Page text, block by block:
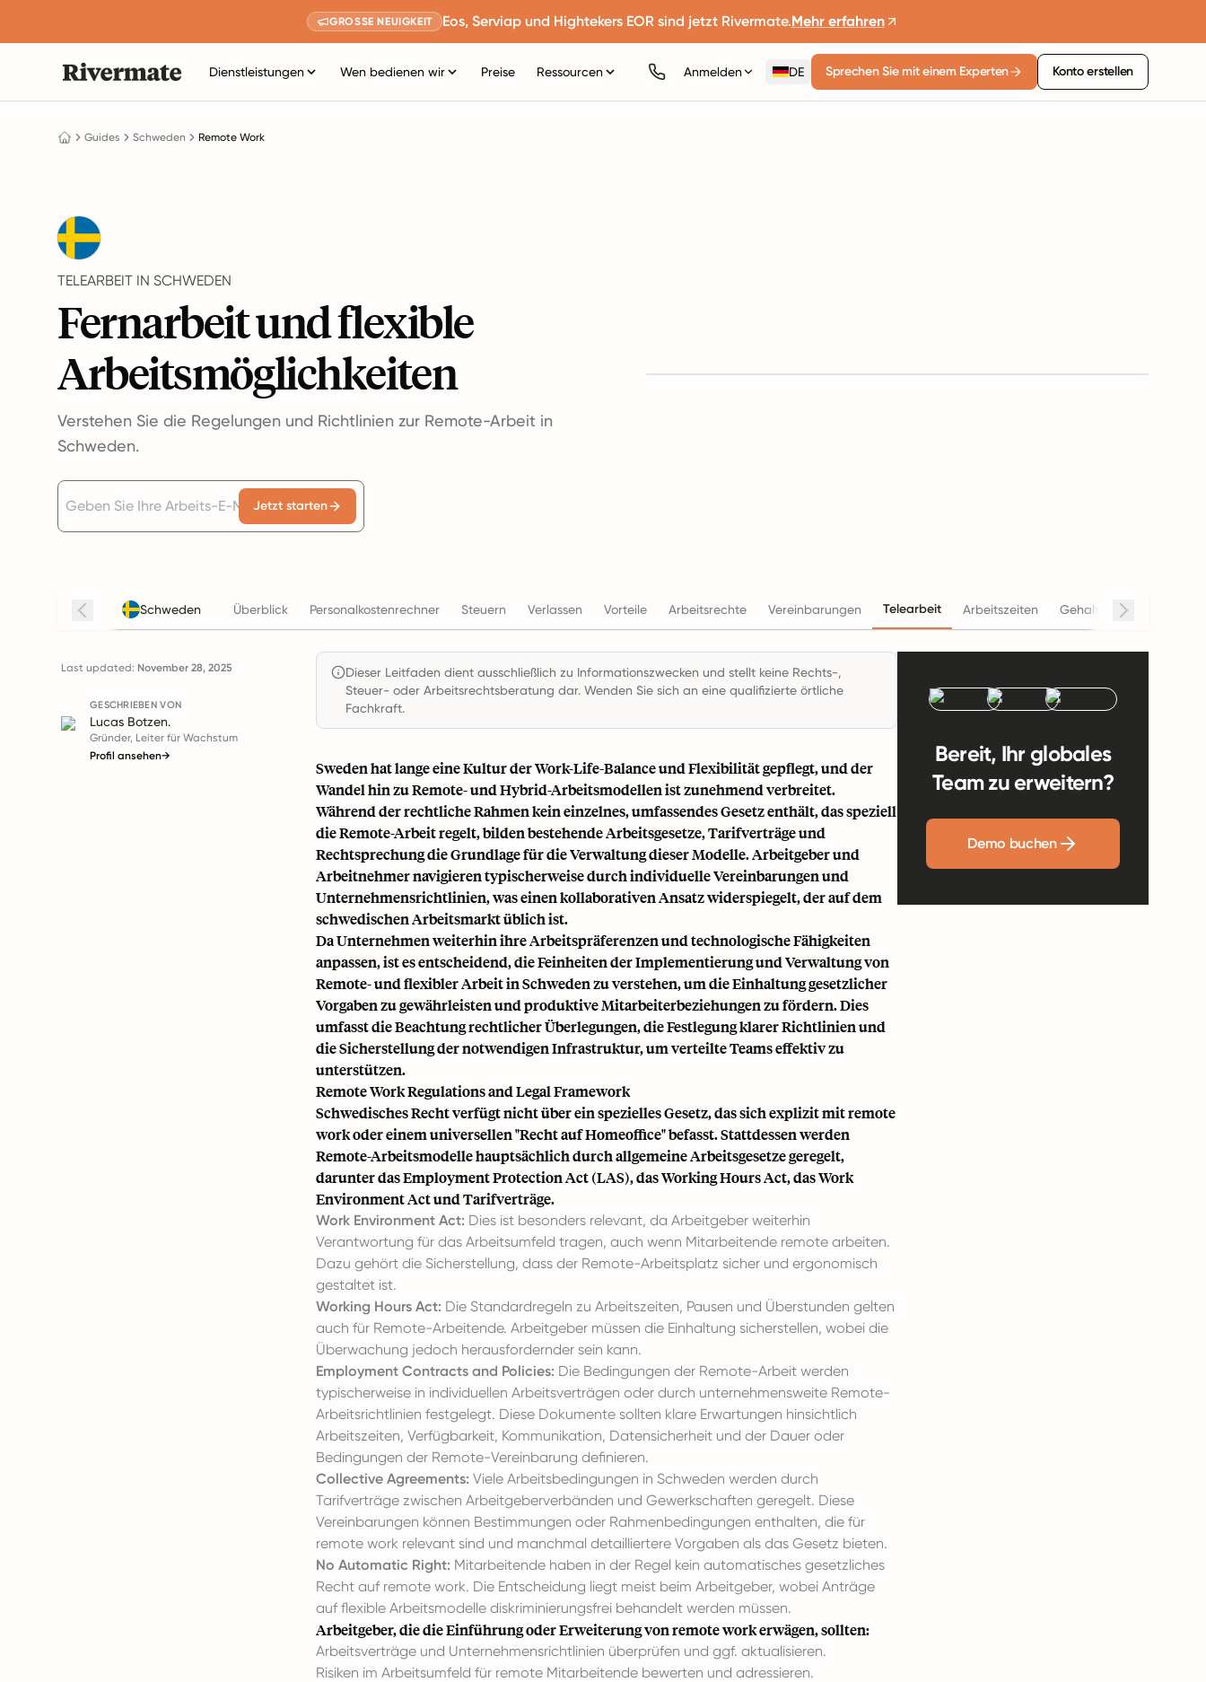
GROSSE NEUIGKEIT Eos, Serviap und Hightekers EOR sind jetzt Rivermate.Mehr erfahren
Dienstleistungen Wen bedienen wir Preise Ressourcen Anmelden DE Sprechen Sie mit einem Experten Konto erstellen
Guides Schweden Remote Work
TELEARBEIT IN SCHWEDEN
Fernarbeit und flexible
Arbeitsmöglichkeiten
Verstehen Sie die Regelungen und Richtlinien zur Remote-Arbeit in
Schweden.
Jetzt starten
Schweden Überblick Personalkostenrechner Steuern Verlassen Vorteile Arbeitsrechte Vereinbarungen Telearbeit Arbeitszeiten Gehalt Beendigung
Last updated: November 28, 2025
GESCHRIEBEN VON
Lucas Botzen.
Gründer, Leiter für Wachstum
Profil ansehen→
Dieser Leitfaden dient ausschließlich zu Informationszwecken und stellt keine Rechts-,
Steuer- oder Arbeitsrechtsberatung dar. Wenden Sie sich an eine qualifizierte örtliche
Fachkraft.
Sweden hat lange eine Kultur der Work-Life-Balance und Flexibilität gepflegt, und der
Wandel hin zu Remote- und Hybrid-Arbeitsmodellen ist zunehmend verbreitet.
Während der rechtliche Rahmen kein einzelnes, umfassendes Gesetz enthält, das speziell
die Remote-Arbeit regelt, bilden bestehende Arbeitsgesetze, Tarifverträge und
Rechtsprechung die Grundlage für die Verwaltung dieser Modelle. Arbeitgeber und
Arbeitnehmer navigieren typischerweise durch individuelle Vereinbarungen und
Unternehmensrichtlinien, was einen kollaborativen Ansatz widerspiegelt, der auf dem
schwedischen Arbeitsmarkt üblich ist.
Da Unternehmen weiterhin ihre Arbeitspräferenzen und technologische Fähigkeiten
anpassen, ist es entscheidend, die Feinheiten der Implementierung und Verwaltung von
Remote- und flexibler Arbeit in Schweden zu verstehen, um die Einhaltung gesetzlicher
Vorgaben zu gewährleisten und produktive Mitarbeiterbeziehungen zu fördern. Dies
umfasst die Beachtung rechtlicher Überlegungen, die Festlegung klarer Richtlinien und
die Sicherstellung der notwendigen Infrastruktur, um verteilte Teams effektiv zu
unterstützen.
Remote Work Regulations and Legal Framework
Schwedisches Recht verfügt nicht über ein spezielles Gesetz, das sich explizit mit remote
work oder einem universellen "Recht auf Homeoffice" befasst. Stattdessen werden
Remote-Arbeitsmodelle hauptsächlich durch allgemeine Arbeitsgesetze geregelt,
darunter das Employment Protection Act (LAS), das Working Hours Act, das Work
Environment Act und Tarifverträge.
Work Environment Act: Dies ist besonders relevant, da Arbeitgeber weiterhin
Verantwortung für das Arbeitsumfeld tragen, auch wenn Mitarbeitende remote arbeiten.
Dazu gehört die Sicherstellung, dass der Remote-Arbeitsplatz sicher und ergonomisch
gestaltet ist.
Working Hours Act: Die Standardregeln zu Arbeitszeiten, Pausen und Überstunden gelten
auch für Remote-Arbeitende. Arbeitgeber müssen die Einhaltung sicherstellen, wobei die
Überwachung jedoch herausfordernder sein kann.
Employment Contracts and Policies: Die Bedingungen der Remote-Arbeit werden
typischerweise in individuellen Arbeitsverträgen oder durch unternehmensweite Remote-
Arbeitsrichtlinien festgelegt. Diese Dokumente sollten klare Erwartungen hinsichtlich
Arbeitszeiten, Verfügbarkeit, Kommunikation, Datensicherheit und der Dauer oder
Bedingungen der Remote-Vereinbarung definieren.
Collective Agreements: Viele Arbeitsbedingungen in Schweden werden durch
Tarifverträge zwischen Arbeitgeberverbänden und Gewerkschaften geregelt. Diese
Vereinbarungen können Bestimmungen oder Rahmenbedingungen enthalten, die für
remote work relevant sind und manchmal detailliertere Vorgaben als das Gesetz bieten.
No Automatic Right: Mitarbeitende haben in der Regel kein automatisches gesetzliches
Recht auf remote work. Die Entscheidung liegt meist beim Arbeitgeber, wobei Anträge
auf flexible Arbeitsmodelle diskriminierungsfrei behandelt werden müssen.
Arbeitgeber, die die Einführung oder Erweiterung von remote work erwägen, sollten:
Arbeitsverträge und Unternehmensrichtlinien überprüfen und ggf. aktualisieren.
Risiken im Arbeitsumfeld für remote Mitarbeitende bewerten und adressieren.
Bereit, Ihr globales
Team zu erweitern?
Demo buchen